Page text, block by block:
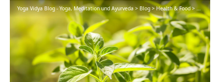
Yoga Vidya Blog - Yoga, Meditation und Ayurveda> Blog >Health & Food>Ayurveda